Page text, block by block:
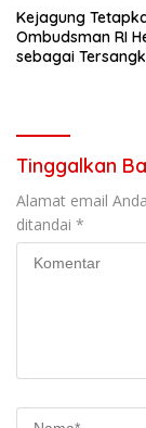
Kejagung
Ombudsman RI
sebagai
Tinggalkan
Alamat email
ditandai *